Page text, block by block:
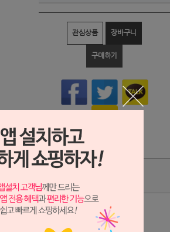
관심상품 장바구니
구매하기